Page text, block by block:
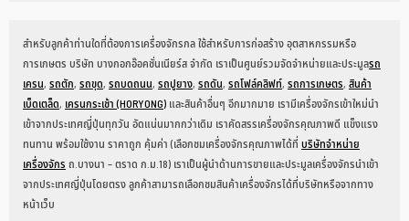
สำหรับลูกค้าท่านใดที่ต้องการเครื่องจักรกล ใช้สำหรับการก่อสร้าง อุตสาหกรรมหรือ
การเกษตร บริษัท บางกอกอ๊อคชั่นเนียร์ส จำกัด เราเป็นศูนย์รวมจัดจำหน่ายและประมูลรถ
เครน, รถตัก, รถขุด, รถบดถนน, รถปูยาง, รถดัน, รถโฟล์คลิฟท์, รถการเกษตร, สินค้า
เบ็ดเตล็ด, เครนกระเช้า (HORYONG) และสินค้าอื่นๆ อีกมากมาย เรามีเครื่องจักรเข้าใหม่นำ
เข้าจากประเทศญี่ปุ่นทุกวัน อัดแน่นมากกว่าเดิม เราคัดสรรเครื่องจักรคุณภาพดี แข็งแรง
ทนทาน พร้อมใช้งาน ราคาถูก คุ้มค่า (เลือกชมเครื่องจักรคุณภาพได้ที่ บริษัทจำหน่าย
เครื่องจักร ถ.บางนา – ตราด ก.ม.18) เราเป็นผู้นำด้านการขายและประมูลเครื่องจักรนำเข้า
จากประเทศญี่ปุ่นโดยตรง ลูกค้าสามารถเลือกชมสินค้าเครื่องจักรได้ที่บริษัทหรือจากทาง
หน้าเว็บ